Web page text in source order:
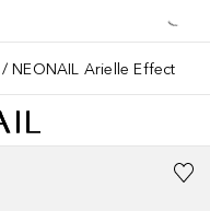
NEONAIL Arielle Effect